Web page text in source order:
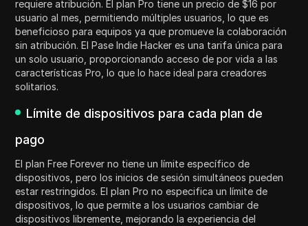
requiere atribución. El plan Pro tiene un precio de $16 por
usuario al mes, permitiendo múltiples usuarios, lo que es
beneficioso para equipos ya que promueve la colaboración
sin atribución. El Pase Indie Hacker es una tarifa única para
un solo usuario, proporcionando acceso de por vida a las
características Pro, lo que lo hace ideal para creadores
solitarios.
Límite de dispositivos para cada plan de
pago
El plan Free Forever no tiene un límite específico de
dispositivos, pero los inicios de sesión simultáneos pueden
estar restringidos. El plan Pro no especifica un límite de
dispositivos, lo que permite a los usuarios cambiar de
dispositivos libremente, mejorando la experiencia del